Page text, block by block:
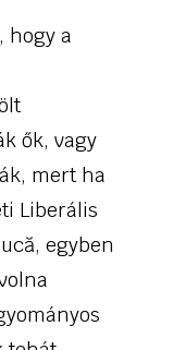
hogy a
ők, vagy
mert ha
Liberális
egyben